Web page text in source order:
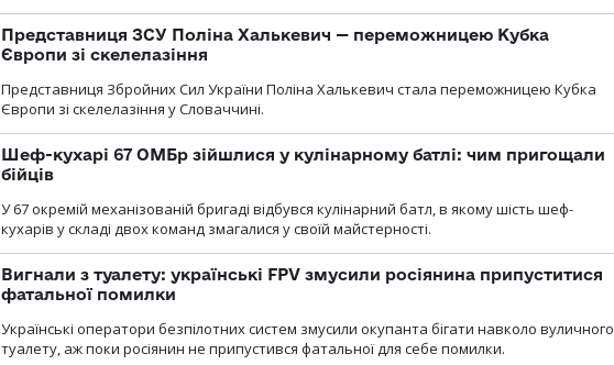
Представниця ЗСУ Поліна Халькевич — переможницею Кубка
Європи зі скелелазіння
Представниця Збройних Сил України Поліна Халькевич стала переможницею Кубка
Європи зі скелелазіння у Словаччині.
Шеф-кухарі 67 ОМБр зійшлися у кулінарному батлі: чим пригощали
бійців
У 67 окремій механізованій бригаді відбувся кулінарний батл, в якому шість шеф-
кухарів у складі двох команд змагалися у своїй майстерності.
Вигнали з туалету: українські FPV змусили росіянина припуститися
фатальної помилки
Українські оператори безпілотних систем змусили окупанта бігати навколо вуличного
туалету, аж поки росіянин не припустився фатальної для себе помилки.